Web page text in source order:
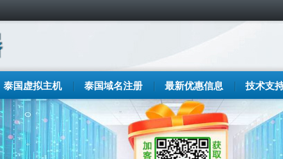
泰国虚拟主机 泰国域名注册 最新优惠信息 技术支